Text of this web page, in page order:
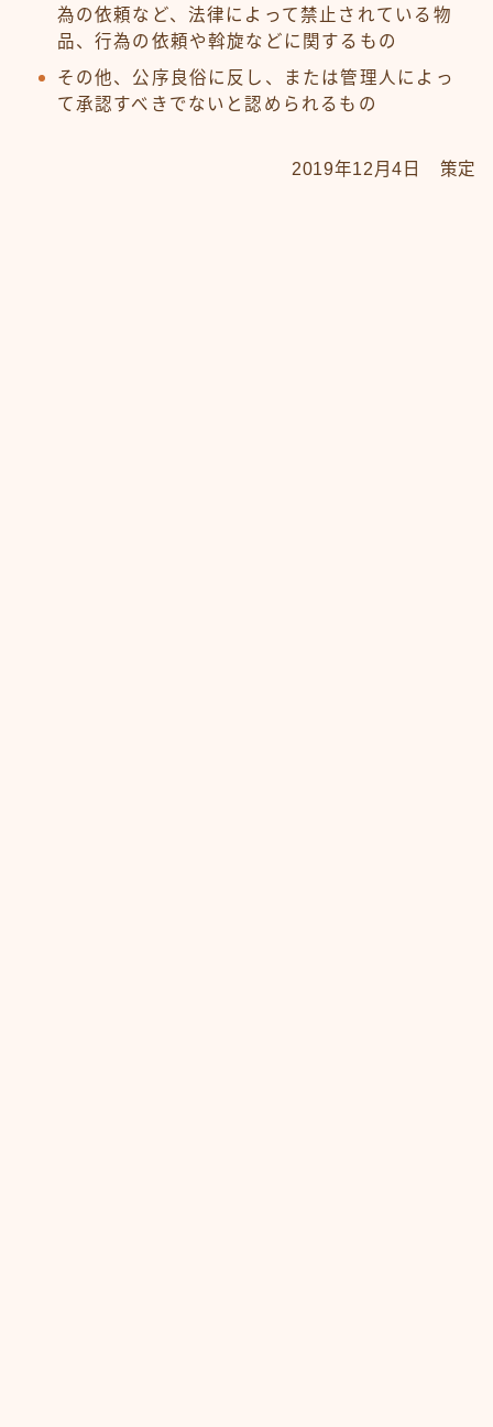
為の依頼など、法律によって禁止されている物
品、行為の依頼や斡旋などに関するもの
その他、公序良俗に反し、または管理人によっ
て承認すべきでないと認められるもの
2019年12月4日 策定